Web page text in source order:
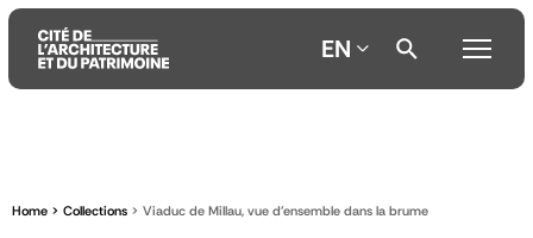
contenu
menu
la
EN
Home Collections Viaduc de Millau, vue d'ensemble dans la brume